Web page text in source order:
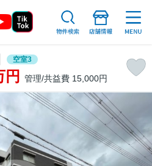
空室3
円 管理/共益費 15,000円